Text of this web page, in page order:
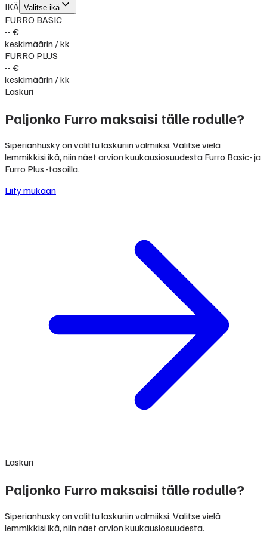
IKÄ Valitse ikä
FURRO BASIC
-- €
keskimäärin / kk
FURRO PLUS
-- €
keskimäärin / kk
Laskuri
Paljonko Furro maksaisi tälle rodulle?
Siperianhusky on valittu laskuriin valmiiksi. Valitse vielä
lemmikkisi ikä, niin näet arvion kuukausiosuudesta Furro Basic- ja
Furro Plus -tasoilla.
Liity mukaan
Laskuri
Paljonko Furro maksaisi tälle rodulle?
Siperianhusky on valittu laskuriin valmiiksi. Valitse vielä
lemmikkisi ikä, niin näet arvion kuukausiosuudesta.